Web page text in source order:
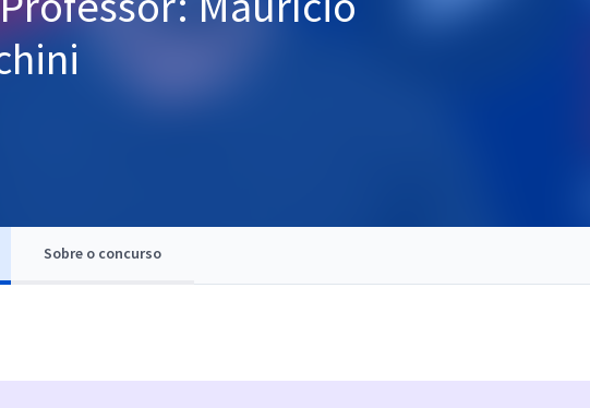
Sobre o concurso